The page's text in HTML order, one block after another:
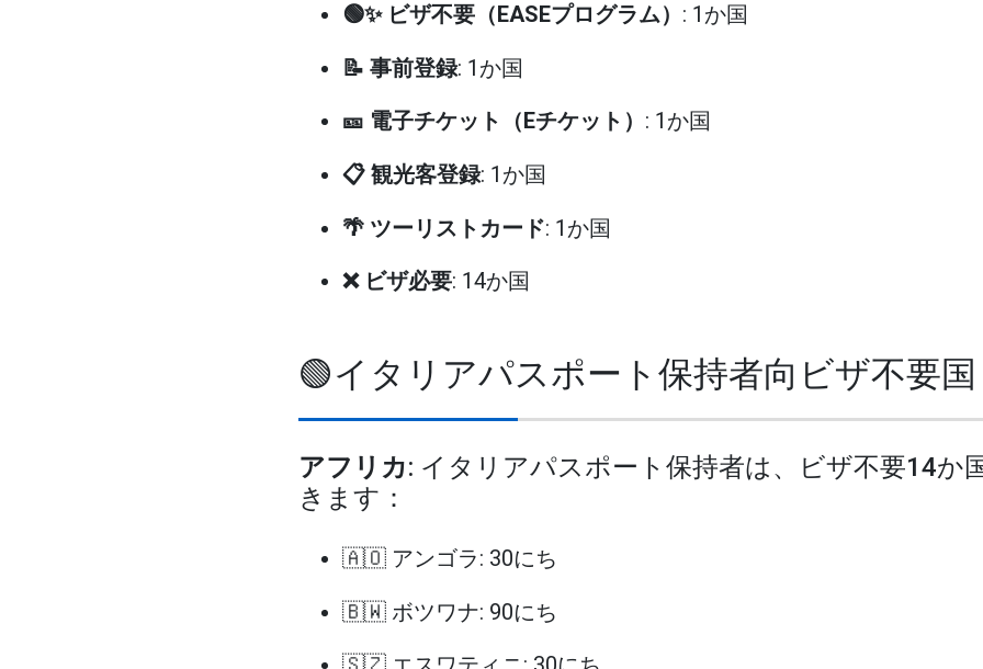
🟢✨ ビザ不要（EASEプログラム） : 1か国
📝 事前登録: 1か国
🎫 電子チケット（Eチケット） : 1か国
📋 観光客登録: 1か国
🌴 ツーリストカード: 1か国
❌ ビザ必要: 14か国
🟢イタリアパスポート保持者向ビザ不要国
アフリカ: イタリアパスポート保持者は、ビザ不要14か
きます：
🇦🇴 アンゴラ: 30にち
🇧🇼 ボツワナ: 90にち